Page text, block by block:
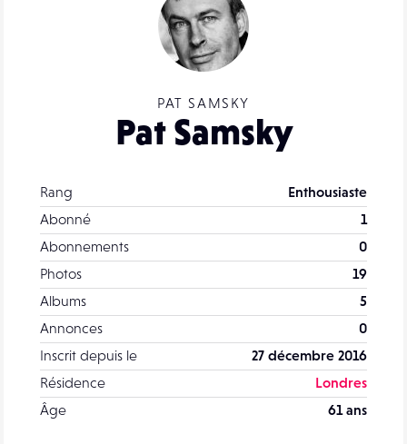
PAT SAMSKY
Pat Samsky
Rang
Enthousiaste
Abonné
1
Abonnements
0
Photos
19
Albums
5
Annonces
0
Inscrit depuis le
27 décembre 2016
Résidence
Londres
Âge
61 ans